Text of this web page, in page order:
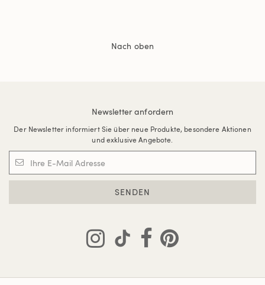
Nach oben
Newsletter anfordern
Der Newsletter informiert Sie über neue Produkte, besondere Aktionen
und exklusive Angebote.
SENDEN